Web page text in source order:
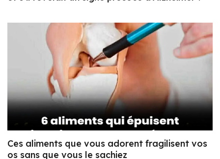
Ces aliments que vous adorent fragilisent vos
os sans que vous le sachiez